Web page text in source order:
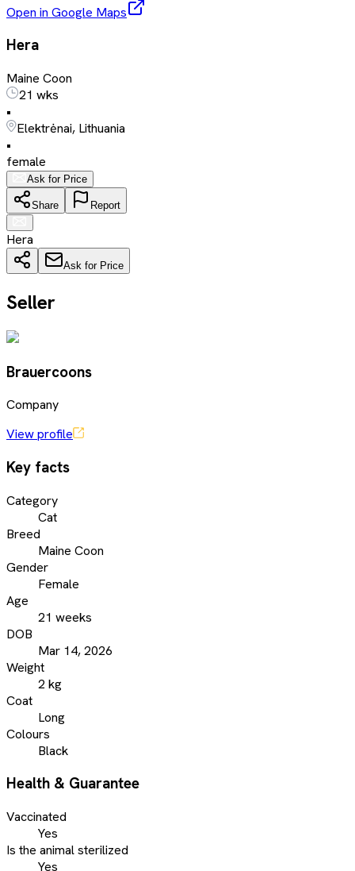
Open in Google Maps
Hera
Maine Coon
21 wks
•
Elektrėnai, Lithuania
•
female
Ask for Price
Share Report
Hera
Ask for Price
Seller
Brauercoons
Company
View profile
Key facts
Category
Cat
Breed
Maine Coon
Gender
Female
Age
21 weeks
DOB
Mar 14, 2026
Weight
2 kg
Coat
Long
Colours
Black
Health & Guarantee
Vaccinated
Yes
Is the animal sterilized
Yes